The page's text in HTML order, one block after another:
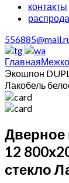
контакты
Главная
Экошпон
Лакобель
Дверное
12
стекло